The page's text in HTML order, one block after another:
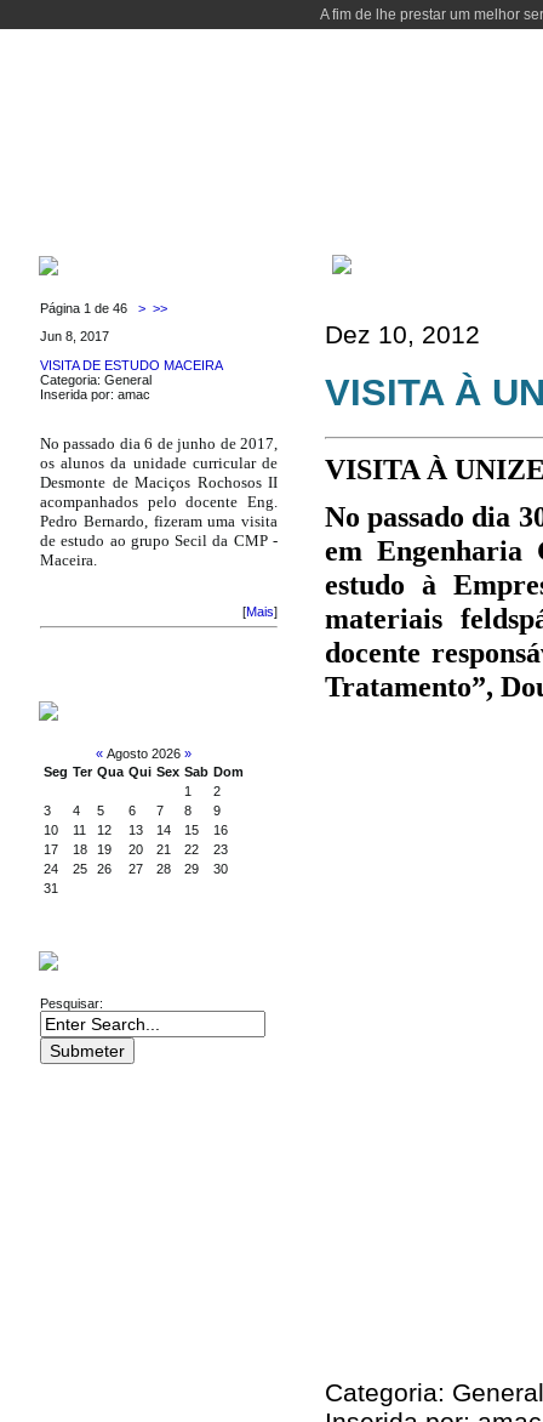
A fim de lhe prestar um melhor
Página 1 de 46 > >>
Jun 8, 2017
VISITA DE ESTUDO MACEIRA
Categoria: General
Inserida por: amac
No passado dia 6 de junho de 2017,
os alunos da unidade curricular de
Desmonte de Maciços Rochosos II
acompanhados pelo docente Eng.
Pedro Bernardo, fizeram uma visita
de estudo ao grupo Secil da CMP -
Maceira.
[Mais]
« Agosto 2026 »
Seg Ter Qua Qui Sex Sab Dom
1
2
3
4 5 6 7 8
9
10
11 12 13 14 15
16
17
18 19 20 21 22
23
24
25 26 27 28 29
30
31
Pesquisar:
Dez 10, 2012
VISITA À
VISITA À
No passado dia
em Engenharia
estudo à
materiais
docente
Tratamento”,
Categoria: General